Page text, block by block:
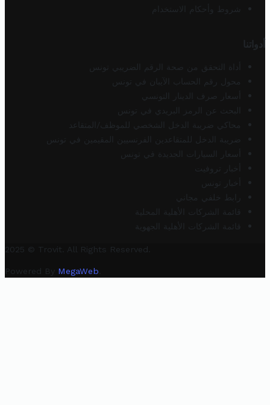
شروط وأحكام الاستخدام
أدواتنا
أداة التحقق من صحة الرقم الضريبي تونس
محول رقم الحساب الآيبان في تونس
أسعار صرف الدينار التونسي
البحث عن الرمز البريدي في تونس
محاكي ضريبة الدخل الشخصي للموظف/المتقاعد
ضريبة الدخل للمتقاعدين الفرنسيين المقيمين في تونس
أسعار السيارات الجديدة في تونس
أخبار تروفيت
أخبار تونس
رابط خلفي مجاني
قائمة الشركات الأهلية المحلية
قائمة الشركات الأهلية الجهوية
2025 © Trovit. All Rights Reserved.
Powered By MegaWeb